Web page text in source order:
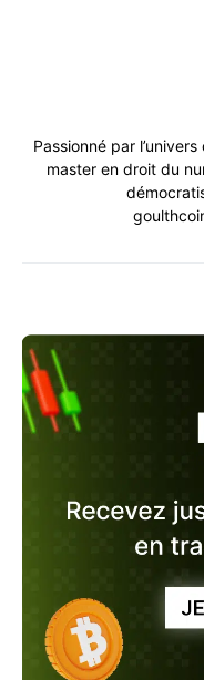
Passionné par
master en droit du